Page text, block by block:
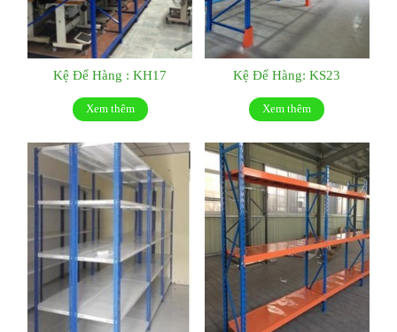
Kệ Để Hàng : KH17
Xem thêm
Kệ Để Hàng: KS23
Xem thêm